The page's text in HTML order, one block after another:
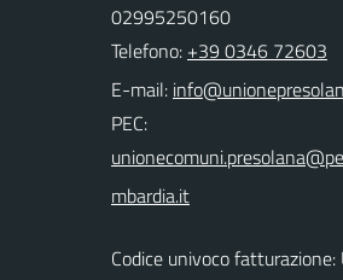
02995250160
Telefono: +39 0346 72603
E-mail:
PEC:
Codice univoco fatturazione: